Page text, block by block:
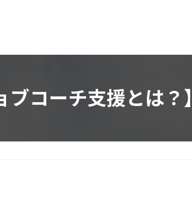
ブコーチ支援とは？】